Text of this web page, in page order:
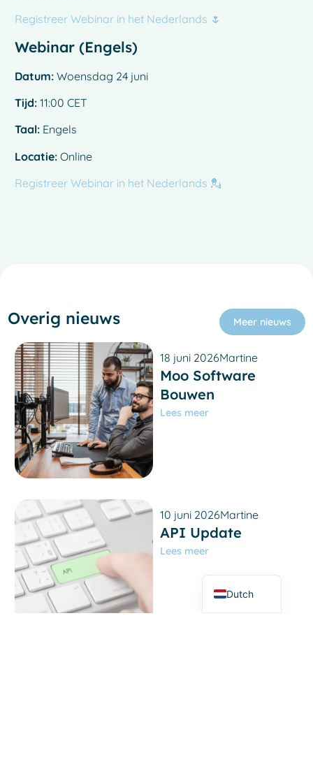
Registreer Webinar in het Nederlands 🌷
Webinar (Engels)
Datum: Woensdag 24 juni
Tijd: 11:00 CET
Taal: Engels
Locatie: Online
Registreer Webinar in het Nederlands 💂
Overig nieuws Meer nieuws
18 juni 2026Martine
Moo Software
Bouwen
Lees meer
10 juni 2026Martine
API Update
Lees meer
Dutch